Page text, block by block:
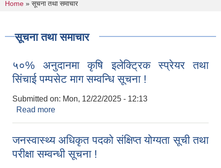
You are here
Home » सूचना तथा समाचार
सूचना तथा समाचार
५०% अनुदानमा कृषि इलेक्ट्रिक स्प्रेयर तथा
सिंचाई पम्पसेट माग सम्वन्धि सूचना !
Submitted on: Mon, 12/22/2025 - 12:13
Read more
जनस्वास्थ्य अधिकृत पदको संक्षिप्त योग्यता सूची तथा
परीक्षा सम्वन्धी सूचना !